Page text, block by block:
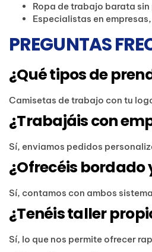
Ropa de trabajo barata
Especialistas en
PREGUNTAS
¿Qué tipos de
Camisetas de trabajo con tu
¿Trabajáis con
Sí, enviamos pedidos
¿Ofrecéis
Sí, contamos con ambos
¿Tenéis taller
Sí, lo que nos permite ofrecer